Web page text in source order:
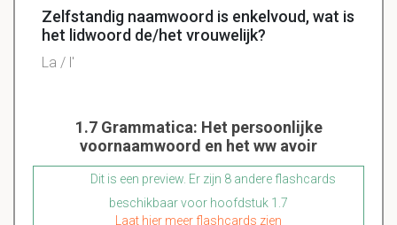
Zelfstandig naamwoord is enkelvoud, wat is
het lidwoord de/het vrouwelijk?
La / l'
1.7 Grammatica: Het persoonlijke
voornaamwoord en het ww avoir
Dit is een preview. Er zijn 8 andere flashcards
beschikbaar voor hoofdstuk 1.7
Laat hier meer flashcards zien